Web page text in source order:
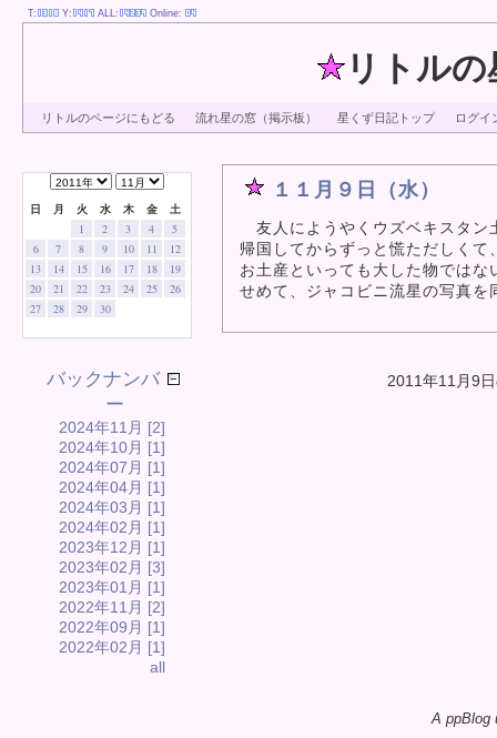
リトル
リトルのページにもどる 流れ星の窓（掲示板） 星くず日記トップ ログイ
１１月９日（水）
友人にようやくウズベキスタン
帰国してからずっと慌ただしく
お土産といっても大した物では
せめて、ジャコビニ流星の写真を
2011年11月9
T: Y: ALL: Online:
日 月 火 水 木 金 土
1 2 3 4
5
6
7 8 9 10 11
12
13
14 15 16 17 18
19
20
21 22 23 24 25
26
27
28 29 30
バックナンバ
ー
2024年11月 [2]
2024年10月 [1]
2024年07月 [1]
2024年04月 [1]
2024年03月 [1]
2024年02月 [1]
2023年12月 [1]
2023年02月 [3]
2023年01月 [1]
2022年11月 [2]
2022年09月 [1]
2022年02月 [1]
all
A ppBlog